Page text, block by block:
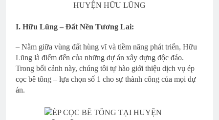
HUYỆN HỮU LŨNG
I. Hữu Lũng – Đất Nền Tương Lai:
– Nằm giữa vùng đất hùng vĩ và tiềm năng phát triển, Hữu
Lũng là điểm đến của những dự án xây dựng độc đáo.
Trong bối cảnh này, chúng tôi tự hào giới thiệu dịch vụ ép
cọc bê tông – lựa chọn số 1 cho sự thành công của mọi dự
án.